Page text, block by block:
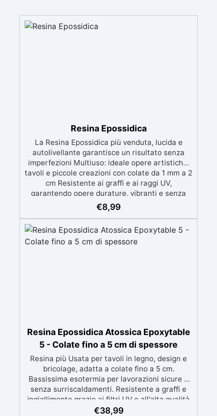
Resina Epossidica
La Resina Epossidica più venduta, lucida e
autolivellante garantisce un risultato senza
imperfezioni Multiuso: ideale opere artistiche,
tavoli e piccole creazioni con colate da 1 mm a 2
cm Resistente ai graffi e ai raggi UV,
garantendo opere durature, vibranti e senza
ingiallimenti nel tempo Bassa viscosità e
formula anti-bolle per risultati impeccabili,
Certificata Atossica post catalisi per contatto
con la pelle, BPA free e VoC Free
€8,99
Resina Epossidica Atossica Epoxytable
5 - Colate fino a 5 cm di spessore
Resina più Usata per tavoli in legno, design e
bricolage, adatta a colate fino a 5 cm.
Bassissima esotermia per lavorazioni sicure e
senza surriscaldamenti. Resistente a graffi e
ingiallimento grazie ai filtri UV e all'alta qualità
meccanica. Bassa viscosità per eliminare bolle
€38,99